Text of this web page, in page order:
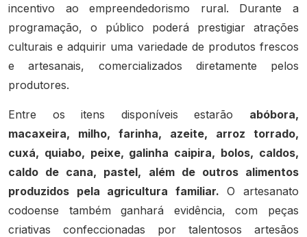
incentivo ao empreendedorismo rural. Durante a
programação, o público poderá prestigiar atrações
culturais e adquirir uma variedade de produtos frescos
e artesanais, comercializados diretamente pelos
produtores.
Entre os itens disponíveis estarão abóbora,
macaxeira, milho, farinha, azeite, arroz torrado,
cuxá, quiabo, peixe, galinha caipira, bolos, caldos,
caldo de cana, pastel, além de outros alimentos
produzidos pela agricultura familiar. O artesanato
codoense também ganhará evidência, com peças
criativas confeccionadas por talentosos artesãos